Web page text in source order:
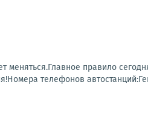
меняться.Главное правило
телефонов